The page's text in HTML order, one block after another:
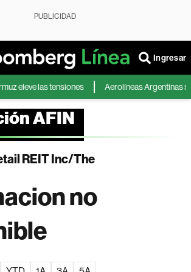
PUBLICIDAD
Ingresar
las tensiones Aerolíneas Argentinas sigue en
AFIN
REIT Inc/The
no